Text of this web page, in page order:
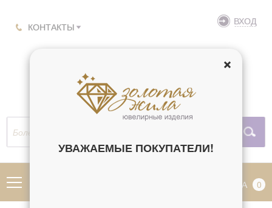
КОНТАКТЫ ВХОД
КОРЗИНА 0
УВАЖАЕМЫЕ ПОКУПАТЕЛИ!